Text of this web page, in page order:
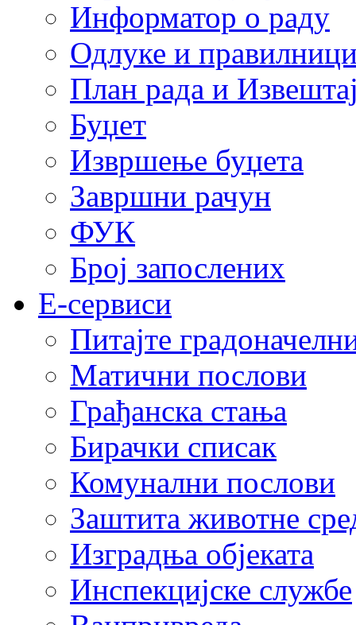
Информатор о раду
Одлуке и
План рада и
Буџет
Извршење буџета
Завршни рачун
ФУК
Број запослених
E-сервиси
Питајте
Матични послови
Грађанска стања
Бирачки списак
Комунални послови
Заштита животне
Изградња објеката
Инспекцијске службе